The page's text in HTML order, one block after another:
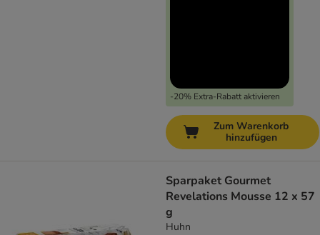
-20% Extra-Rabatt aktivieren
Zum Warenkorb
hinzufügen
Sparpaket Gourmet
Revelations Mousse 12 x 57
g
Huhn